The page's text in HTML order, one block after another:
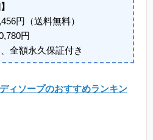
円（送料無料）
円
全額永久保証付き
ィソープのおすすめランキン